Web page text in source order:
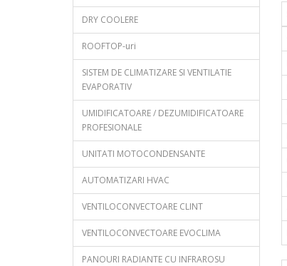
DRY COOLERE
ROOFTOP-uri
SISTEM DE CLIMATIZARE SI VENTILATIE
EVAPORATIV
UMIDIFICATOARE / DEZUMIDIFICATOARE
PROFESIONALE
UNITATI MOTOCONDENSANTE
AUTOMATIZARI HVAC
VENTILOCONVECTOARE CLINT
VENTILOCONVECTOARE EVOCLIMA
PANOURI RADIANTE CU INFRAROSU